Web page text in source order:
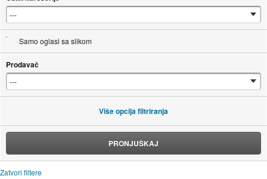
Samo oglasi sa slikom
Prodavač
Više opcija filtriranja
PRONJUŠKAJ
Zatvori filtere